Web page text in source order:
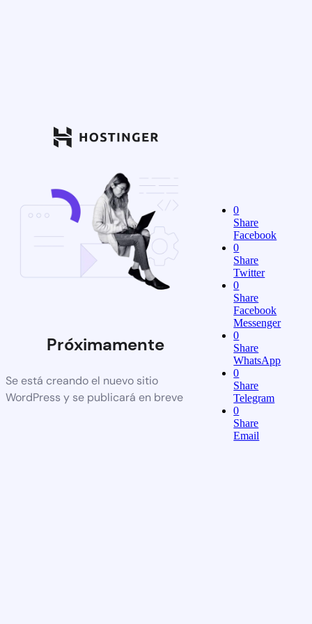
Próximamente
Se está creando el nuevo sitio
WordPress y se publicará en breve
0
Share
Facebook
0
Share
Twitter
0
Share
Facebook
Messenger
0
Share
WhatsApp
0
Share
Telegram
0
Share
Email